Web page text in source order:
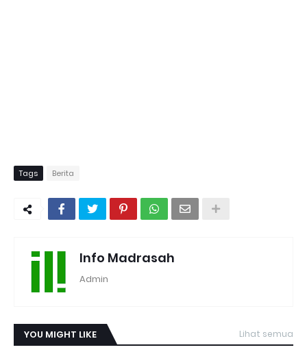
Tags Berita
Info Madrasah
Admin
YOU MIGHT LIKE Lihat semua